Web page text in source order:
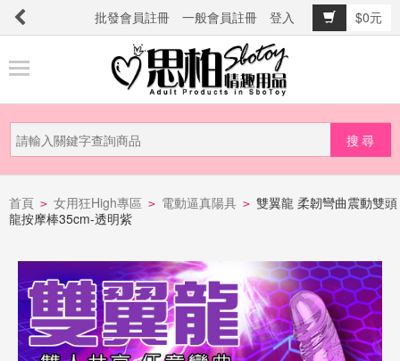
批發會員註冊 一般會員註冊 登入
$0元
品
新
品
上
提
防
詐
首頁 > 女用狂High專區 > 電動逼真陽具 > 雙翼龍 柔韌彎曲震動雙頭
龍按摩棒35cm-透明紫